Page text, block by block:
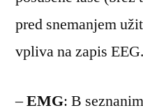
pred snemanjem
vpliva na zapis EEG.
–EMG: B